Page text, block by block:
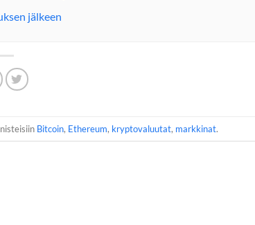
jälkeen
Bitcoin, Ethereum, kryptovaluutat, markkinat.